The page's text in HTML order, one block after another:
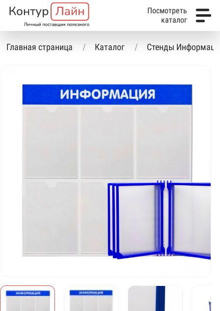
Посмотреть
каталог
Главная страница Каталог Стенды